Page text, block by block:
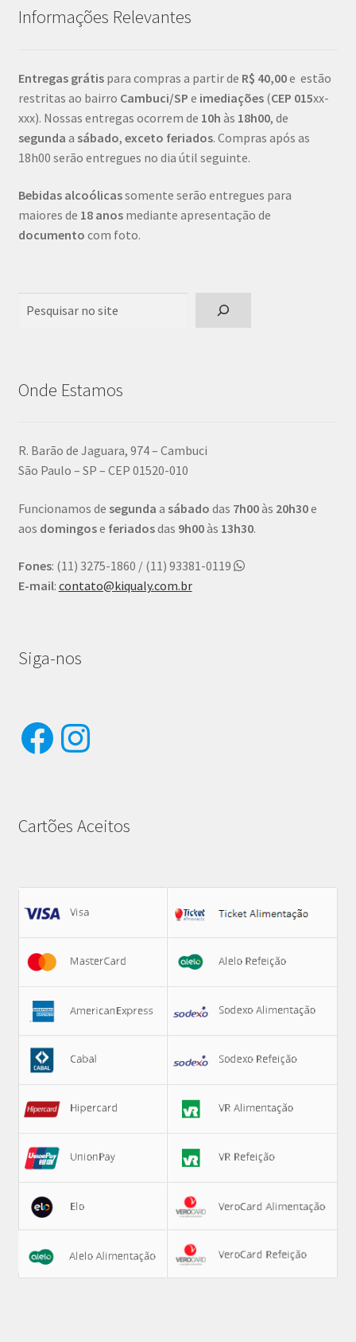
Informações Relevantes
Entregas grátis para compras a partir de R$ 40,00e estão
restritas ao bairro Cambuci/SP e imediações(CEP 015xx-
xxx). Nossas entregas ocorrem de 10h às 18h00, de
segunda a sábado, exceto feriados. Compras após as
18h00 serão entregues no dia útil seguinte.
Bebidas alcoólicassomente serão entregues para
maiores de 18 anosmediante apresentação de
documento com foto.
Onde Estamos
R. Barão de Jaguara, 974 – Cambuci
São Paulo – SP – CEP 01520-010
Funcionamos de segunda a sábado das 7h00às 20h30e
aos domingose feriadosdas 9h00às 13h30.
Fones: (11) 3275-1860 / (11) 93381-0119
E-mail: contato@kiqualy.com.br
Siga-nos
Facebook
Instagram
Cartões Aceitos